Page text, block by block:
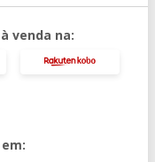
venda na: